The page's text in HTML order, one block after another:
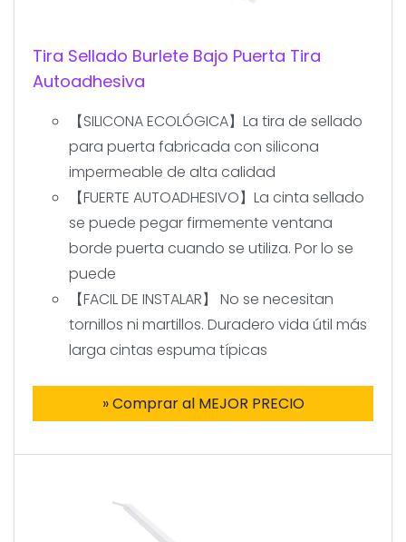
Tira Sellado Burlete Bajo Puerta Tira
Autoadhesiva
【SILICONA ECOLÓGICA】La tira de sellado
para puerta fabricada con silicona
impermeable de alta calidad
【FUERTE AUTOADHESIVO】La cinta sellado
se puede pegar firmemente ventana
borde puerta cuando se utiliza. Por lo se
puede
【FACIL DE INSTALAR】 No se necesitan
tornillos ni martillos. Duradero vida útil más
larga cintas espuma típicas
» Comprar al MEJOR PRECIO